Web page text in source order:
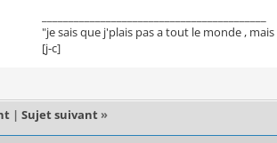
"je sais que j'plais pas a tout le monde ,
[j-c]
| Sujet suivant »